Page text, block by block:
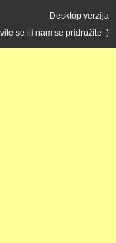
Desktop verzija
se ili nam se pridružite :)